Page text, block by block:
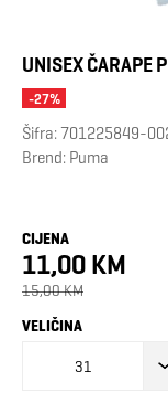
UNISEX ČARAPE
-27%
Šifra:701225849-
Brend: Puma
CIJENA
11,00 KM
15,00 KM
VELIČINA
31